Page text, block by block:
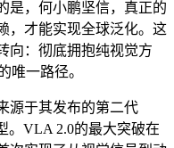
是，何小鹏坚信，真正的
，才能实现全球泛化。这
向：彻底拥抱纯视觉方
唯一路径。
源于其发布的第二代
。VLA 2.0的最大突破在